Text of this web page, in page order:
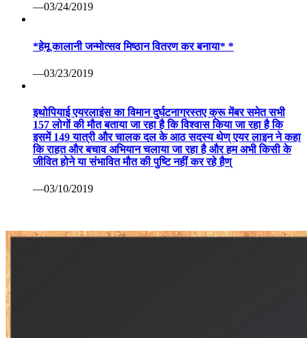
—03/24/2019
*हेमू कालानी जन्मोत्सव मिष्ठान वितरण कर बनाया* *
—03/23/2019
इथोपियाई एयरलाइंस का विमान दुर्घटनाग्रस्तए क्रू मेंबर समेत सभी
157 लोगों की मौत बताया जा रहा है कि विश्वास किया जा रहा है कि
इसमें 149 यात्री और चालक दल के आठ सदस्य थेण् एयर लाइन ने कहा
कि राहत और बचाव अभियान चलाया जा रहा है और हम अभी किसी के
जीवित होने या संभावित मौत की पुष्टि नहीं कर रहे हैण्
—03/10/2019